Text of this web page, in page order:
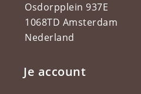
Osdorpplein 937E
1068TD Amsterdam
Nederland
Je account